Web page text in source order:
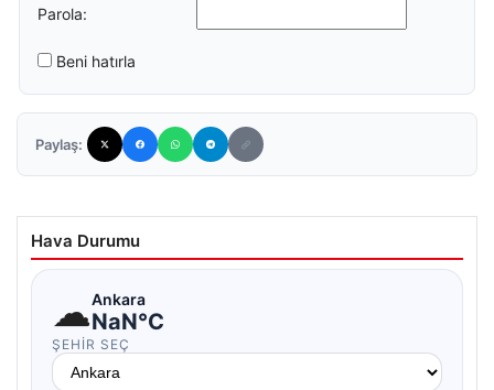
Parola:
Beni hatırla
Paylaş:
Hava Durumu
☁Ankara
NaN°C
ŞEHIR SEÇ